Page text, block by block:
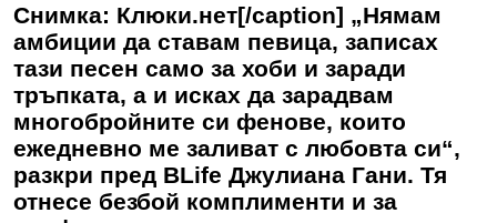
Снимка: Клюки.нет[/caption] „Нямам
амбиции да ставам певица, записах
тази песен само за хоби и заради
тръпката, а и исках да зарадвам
многобройните си фенове, които
ежедневно ме заливат с любовта си“,
разкри пред BLife Джулиана Гани. Тя
отнесе безбой комплименти и за